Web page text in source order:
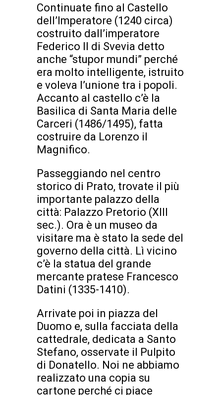
Continuate fino al Castello
dell’Imperatore (1240 circa)
costruito dall’imperatore
Federico II di Svevia detto
anche “stupor mundi” perché
era molto intelligente, istruito
e voleva l’unione tra i popoli.
Accanto al castello c’è la
Basilica di Santa Maria delle
Carceri (1486/1495), fatta
costruire da Lorenzo il
Magnifico.
Passeggiando nel centro
storico di Prato, trovate il più
importante palazzo della
città: Palazzo Pretorio (XIII
sec.). Ora è un museo da
visitare ma è stato la sede del
governo della città. Lì vicino
c’è la statua del grande
mercante pratese Francesco
Datini (1335-1410).
Arrivate poi in piazza del
Duomo e, sulla facciata della
cattedrale, dedicata a Santo
Stefano, osservate il Pulpito
di Donatello. Noi ne abbiamo
realizzato una copia su
cartone perché ci piace